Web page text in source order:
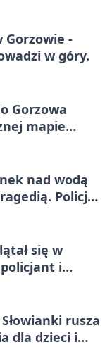
Gorzowie -
w góry.
Gorzowa
mapie
nad wodą
Policja
się w
i
rusza
dla dzieci i